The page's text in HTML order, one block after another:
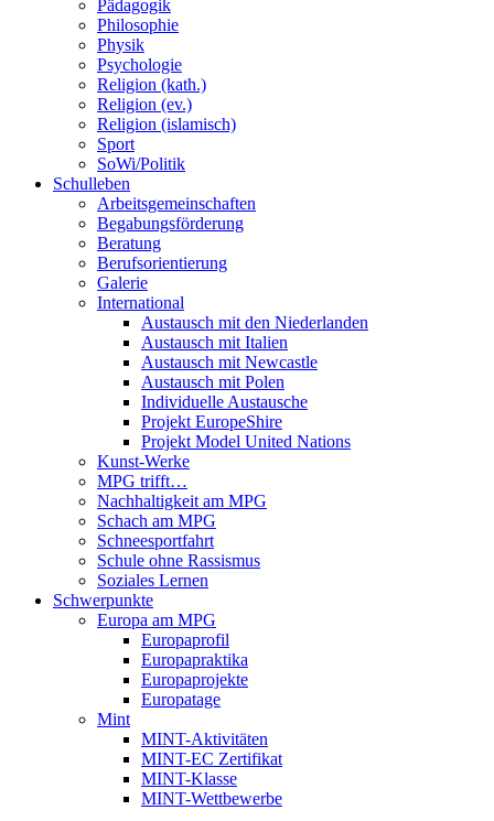
Pädagogik
Philosophie
Physik
Psychologie
Religion (kath.)
Religion (ev.)
Religion (islamisch)
Sport
SoWi/Politik
Schulleben
Arbeitsgemeinschaften
Begabungsförderung
Beratung
Berufsorientierung
Galerie
International
Austausch mit den Niederlanden
Austausch mit Italien
Austausch mit Newcastle
Austausch mit Polen
Individuelle Austausche
Projekt EuropeShire
Projekt Model United Nations
Kunst-Werke
MPG trifft…
Nachhaltigkeit am MPG
Schach am MPG
Schneesportfahrt
Schule ohne Rassismus
Soziales Lernen
Schwerpunkte
Europa am MPG
Europaprofil
Europapraktika
Europaprojekte
Europatage
Mint
MINT-Aktivitäten
MINT-EC Zertifikat
MINT-Klasse
MINT-Wettbewerbe